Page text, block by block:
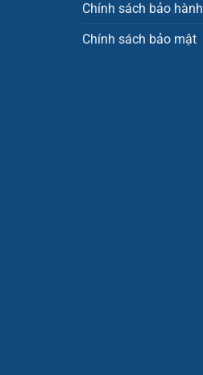
Chính sách bảo hành
Chính sách bảo mật